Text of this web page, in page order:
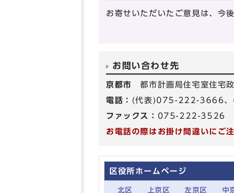
お寄せいただいたご意見は、今
お問い合わせ先
京都市都市計画局住宅室住宅
電話： (代表)075-222-3666、
ファックス： 075-222-3526
お電話の際はお掛け間違いにご
区役所ホームページ
北区 上京区 左京区 中